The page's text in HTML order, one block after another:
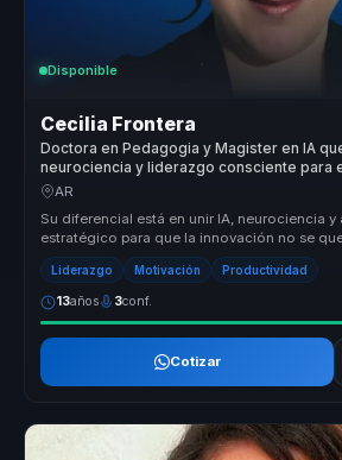
Disponible
Cecilia Frontera
Doctora en Pedagogia y Magister en IA
neurociencia y liderazgo consciente para
aprendizaje y productividad.
AR
Su diferencial está en unir IA, neurociencia y
estratégico para que la innovación no se
Convierte tendenci...
Liderazgo Motivación Productividad
13años 3conf.
Cotizar